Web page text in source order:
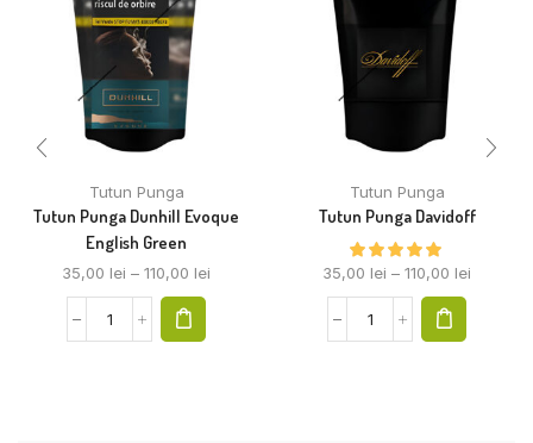
Tutun Punga
Tutun Punga Dunhill Evoque
English Green
35,00 lei – 110,00 lei
Tutun Punga
Tutun Punga Davidoff
35,00 lei – 110,00 lei